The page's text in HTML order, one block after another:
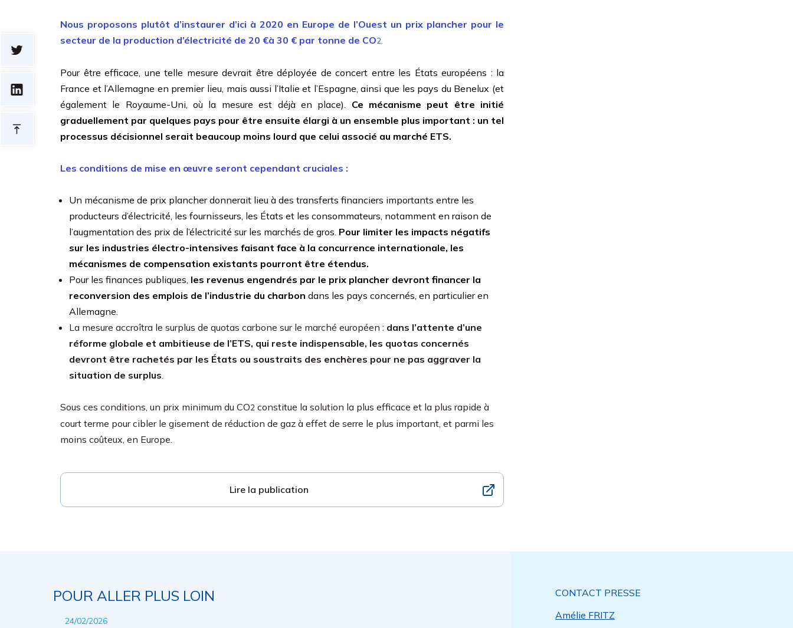
Nous proposons plutôt d’instaurer d’ici à 2020 en Europe de l’Ouest un prix plancher pour le
secteur de la production d’électricité de 20 €à 30 € par tonne de CO2.
Pour être efficace, une telle mesure devrait être déployée de concert entre les États européens : la
France et l’Allemagne en premier lieu, mais aussi l’Italie et l’Espagne, ainsi que les pays du Benelux (et
également le Royaume-Uni, où la mesure est déjà en place). Ce mécanisme peut être initié
graduellement par quelques pays pour être ensuite élargi à un ensemble plus important : un tel
processus décisionnel serait beaucoup moins lourd que celui associé au marché ETS.
Les conditions de mise en œuvre seront cependant cruciales :
Un mécanisme de prix plancher donnerait lieu à des transferts financiers importants entre les
producteurs d’électricité, les fournisseurs, les États et les consommateurs, notamment en raison de
l’augmentation des prix de l’électricité sur les marchés de gros. Pour limiter les impacts négatifs
sur les industries électro-intensives faisant face à la concurrence internationale, les
mécanismes de compensation existants pourront être étendus.
Pour les finances publiques, les revenus engendrés par le prix plancher devront financer la
reconversion des emplois de l’industrie du charbon dans les pays concernés, en particulier en
Allemagne.
La mesure accroîtra le surplus de quotas carbone sur le marché européen : dans l’attente d’une
réforme globale et ambitieuse de l’ETS, qui reste indispensable, les quotas concernés
devront être rachetés par les États ou soustraits des enchères pour ne pas aggraver la
situation de surplus.
Sous ces conditions, un prix minimum du CO2 constitue la solution la plus efficace et la plus rapide à
court terme pour cibler le gisement de réduction de gaz à effet de serre le plus important, et parmi les
moins coûteux, en Europe.
Lire la publication
POUR ALLER PLUS LOIN
24/02/2026
CONTACT PRESSE
Amélie FRITZ